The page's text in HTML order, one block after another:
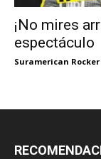
¡No mires
espectáculo
Suramerican Rocker